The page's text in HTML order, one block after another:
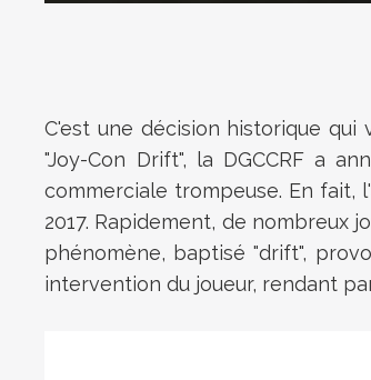
C'est une décision historique
"Joy-Con Drift", la DGCCRF a
commerciale trompeuse. En fait,
2017. Rapidement, de nombreux
phénomène, baptisé "drift",
intervention du joueur, rendant